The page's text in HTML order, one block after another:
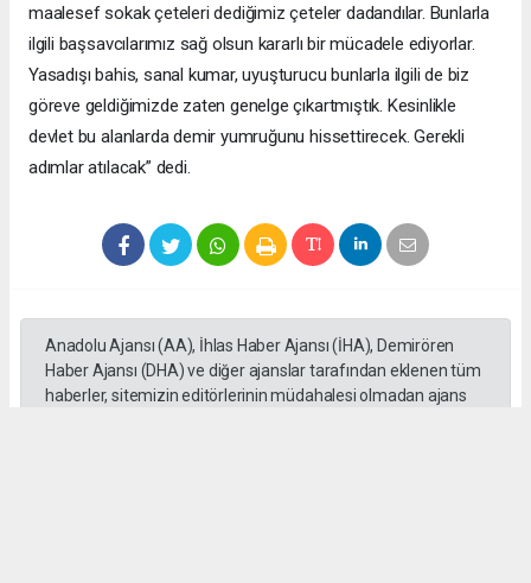
maalesef sokak çeteleri dediğimiz çeteler dadandılar. Bunlarla
ilgili başsavcılarımız sağ olsun kararlı bir mücadele ediyorlar.
Yasadışı bahis, sanal kumar, uyuşturucu bunlarla ilgili de biz
göreve geldiğimizde zaten genelge çıkartmıştık. Kesinlikle
devlet bu alanlarda demir yumruğunu hissettirecek. Gerekli
adımlar atılacak” dedi.
Anadolu Ajansı (AA), İhlas Haber Ajansı (İHA), Demirören
Haber Ajansı (DHA) ve diğer ajanslar tarafından eklenen tüm
haberler, sitemizin editörlerinin müdahalesi olmadan ajans